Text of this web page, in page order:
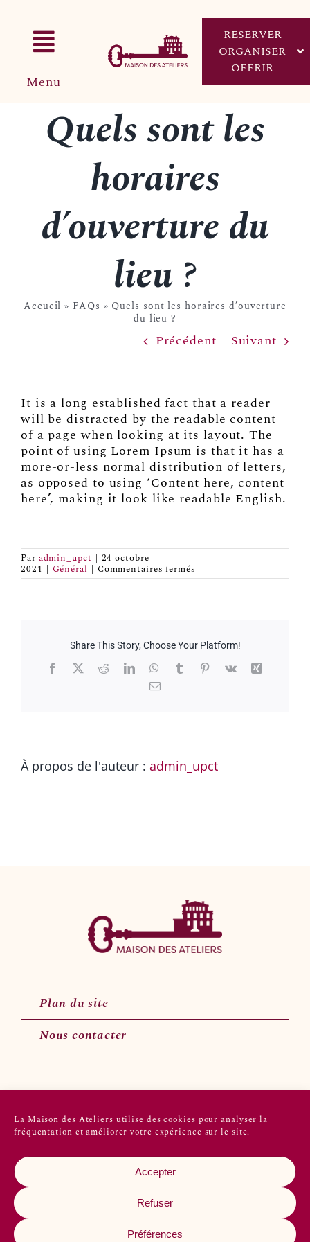
La Maison des Ateliers utilise des cookies pour analyser la
fréquentation et améliorer votre expérience sur le site.
Accepter
Refuser
Préférences
contenu
Toggle
Navigation
L’univers de la Maison
Séminaires et Évènements
Réserver un atelier
Organiser un événement
Nous contacter
Menu
RESERVER
ORGANISER
OFFRIR
RÉSERVER UN ATELIER
ORGANISER MON ÉVÈNEMENT
OFFRIR UN BON CADEAU
NOUS CONTACTER
Quels sont les
horaires
d’ouverture du
lieu ?
Accueil » FAQs » Quels sont les horaires d’ouverture
du lieu ?
Précédent Suivant
It is a long established fact that a reader
will be distracted by the readable content
of a page when looking at its layout. The
point of using Lorem Ipsum is that it has a
more-or-less normal distribution of letters,
as opposed to using ‘Content here, content
here’, making it look like readable English.
Par admin_upct | 24 octobre
2021 | Général | Commentaires fermés
Quels
lieu
Share This Story, Choose Your Platform!
Facebook
Reddit LinkedInWhatsApp
TumblrPinterest
Vk
Xing
Email
À propos de l'auteur : admin_upct
Plan du site
Nous contacter
2022 © Maison des ateliers
Mentions légales Confidentialité